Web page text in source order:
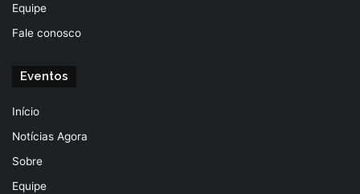
Equipe
Fale conosco
Eventos
Início
Notícias Agora
Sobre
Equipe